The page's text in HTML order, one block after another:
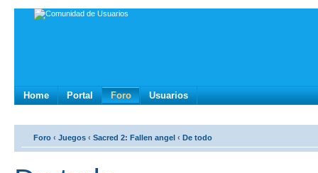
Home Portal Foro Usuarios
Foro ‹ Juegos ‹ Sacred 2: Fallen angel ‹ De todo